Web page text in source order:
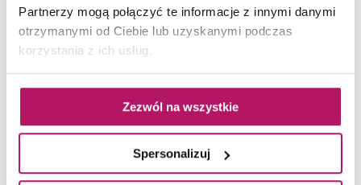
Partnerzy mogą połączyć te informacje z innymi danymi
otrzymanymi od Ciebie lub uzyskanymi podczas
korzystania z ich usług.
Zezwól na wszystkie
Spersonalizuj
ZOBACZ PRODUKT
Dostępność:na zamówienie